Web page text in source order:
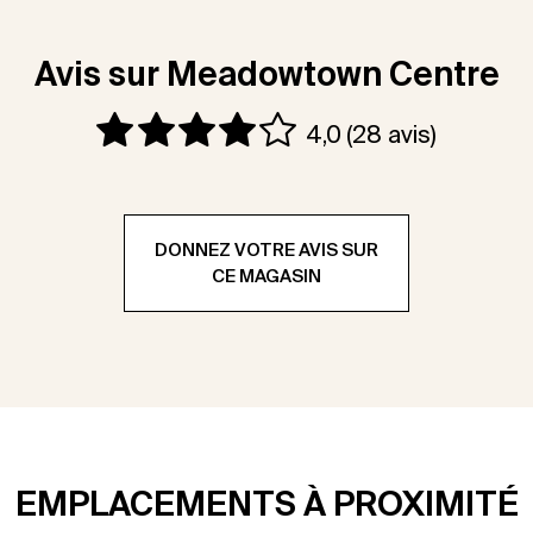
Avis sur Meadowtown Centre
4,0 (28 avis)
DONNEZ VOTRE AVIS SUR
CE MAGASIN
EMPLACEMENTS À PROXIMITÉ